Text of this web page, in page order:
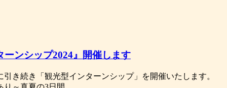
ンシップ2024』開催します
き続き「観光型インターンシップ」を開催いたします。